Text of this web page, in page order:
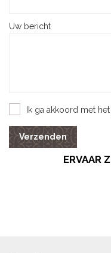
Uw bericht
Ik ga akkoord met het
Verzenden
ERVAAR